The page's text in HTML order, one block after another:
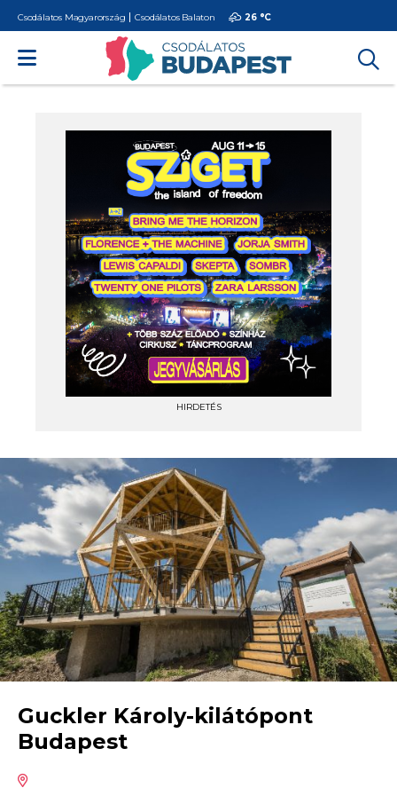
Csodálatos Magyarország Csodálatos Balaton 26 °C
HIRDETÉS
Guckler Károly-kilátópont
Budapest